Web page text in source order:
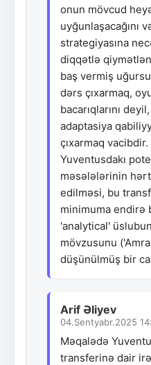
onun mövcud
uyğunlaşacağını
strategiyasına
diqqətlə
baş vermiş
dərs çıxarmaq,
bacarıqlarını
adaptasiya
çıxarmaq vacibdir.
Yuventusdakı
məsələlərinin
edilməsi, bu
minimuma endirə
'analytical'
mövzusunu
düşünülmüş bir
Arif Əliyev
04.Sentyabr.2025
Məqalədə
transferinə dair